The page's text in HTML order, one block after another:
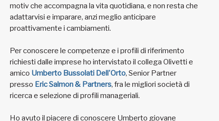
motiv che accompagna la vita quotidiana, e non resta che
adattarvisi e imparare, anzi meglio anticipare
proattivamente i cambiamenti.
Per conoscere le competenze e i profili di riferimento
richiesti dalle imprese ho intervistato il collega Olivetti e
amico Umberto Bussolati Dell'Orto, Senior Partner
presso Eric Salmon & Partners, fra le migliori società di
ricerca e selezione di profili manageriali.
Ho avuto il piacere di conoscere Umberto giovane